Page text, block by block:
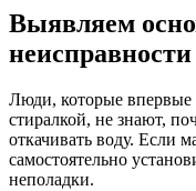
Выявляем
неисправности
Люди, которые впервые
стиралкой, не знают,
откачивать воду. Если
самостоятельно
неполадки.